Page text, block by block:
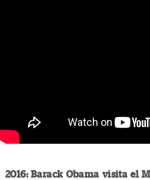
2016: Barack Obama visita el